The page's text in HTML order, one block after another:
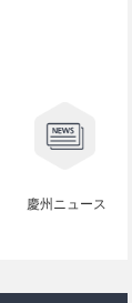
慶州ニュース